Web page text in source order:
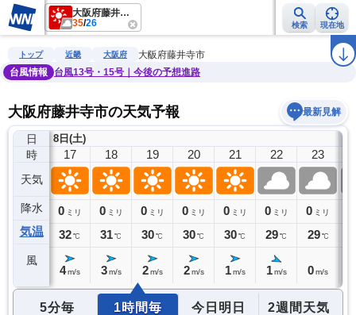
大阪府藤井寺市
35/26 検索 現在地
雨雲レーダー 台風情報 地震情報 ラ
トップ 近畿 大阪府
大阪府藤井寺市
台風情報
台風13号・15号｜今後の予想進路
大阪府藤井寺市の天気予報 最新見解
日
時
天気
降水
気温
風
8日(土)
16
0ミリ
33℃
17
0 ミリ
32℃
4 m/s
18
0 ミリ
31℃
3 m/s
19
0 ミリ
30℃
2 m/s
20
0 ミリ
30℃
2 m/s
21
0 ミリ
30℃
1 m/s
22
0 ミリ
29℃
1 m/s
23
0 ミリ
29 ℃
0m/s
5分毎 1時間毎 今日明日 2週間天気